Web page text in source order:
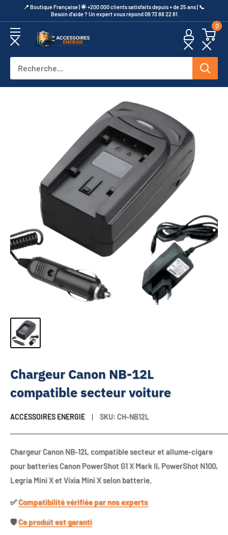
au
contenu
​📍​ Boutique Française | 🌟 +200 000 clients satisfaits depuis + de 25 ans | 📞​
Besoin d’aide ? Un expert vous répond 09 73 88 22 81
Accessoires
0
Chargeur Canon NB-12L
compatible secteur voiture
ACCESSOIRES ENERGIE SKU: CH-NB12L
Chargeur Canon NB-12L compatible secteur et allume-cigare
pour batteries Canon PowerShot G1 X Mark II, PowerShot N100,
Legria Mini X et Vixia Mini X selon batterie.
✅​Compatibilité vérifiée par nos experts
🛡️​Ce produit est garanti